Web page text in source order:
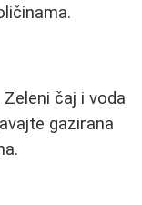
čaj i voda
gazirana